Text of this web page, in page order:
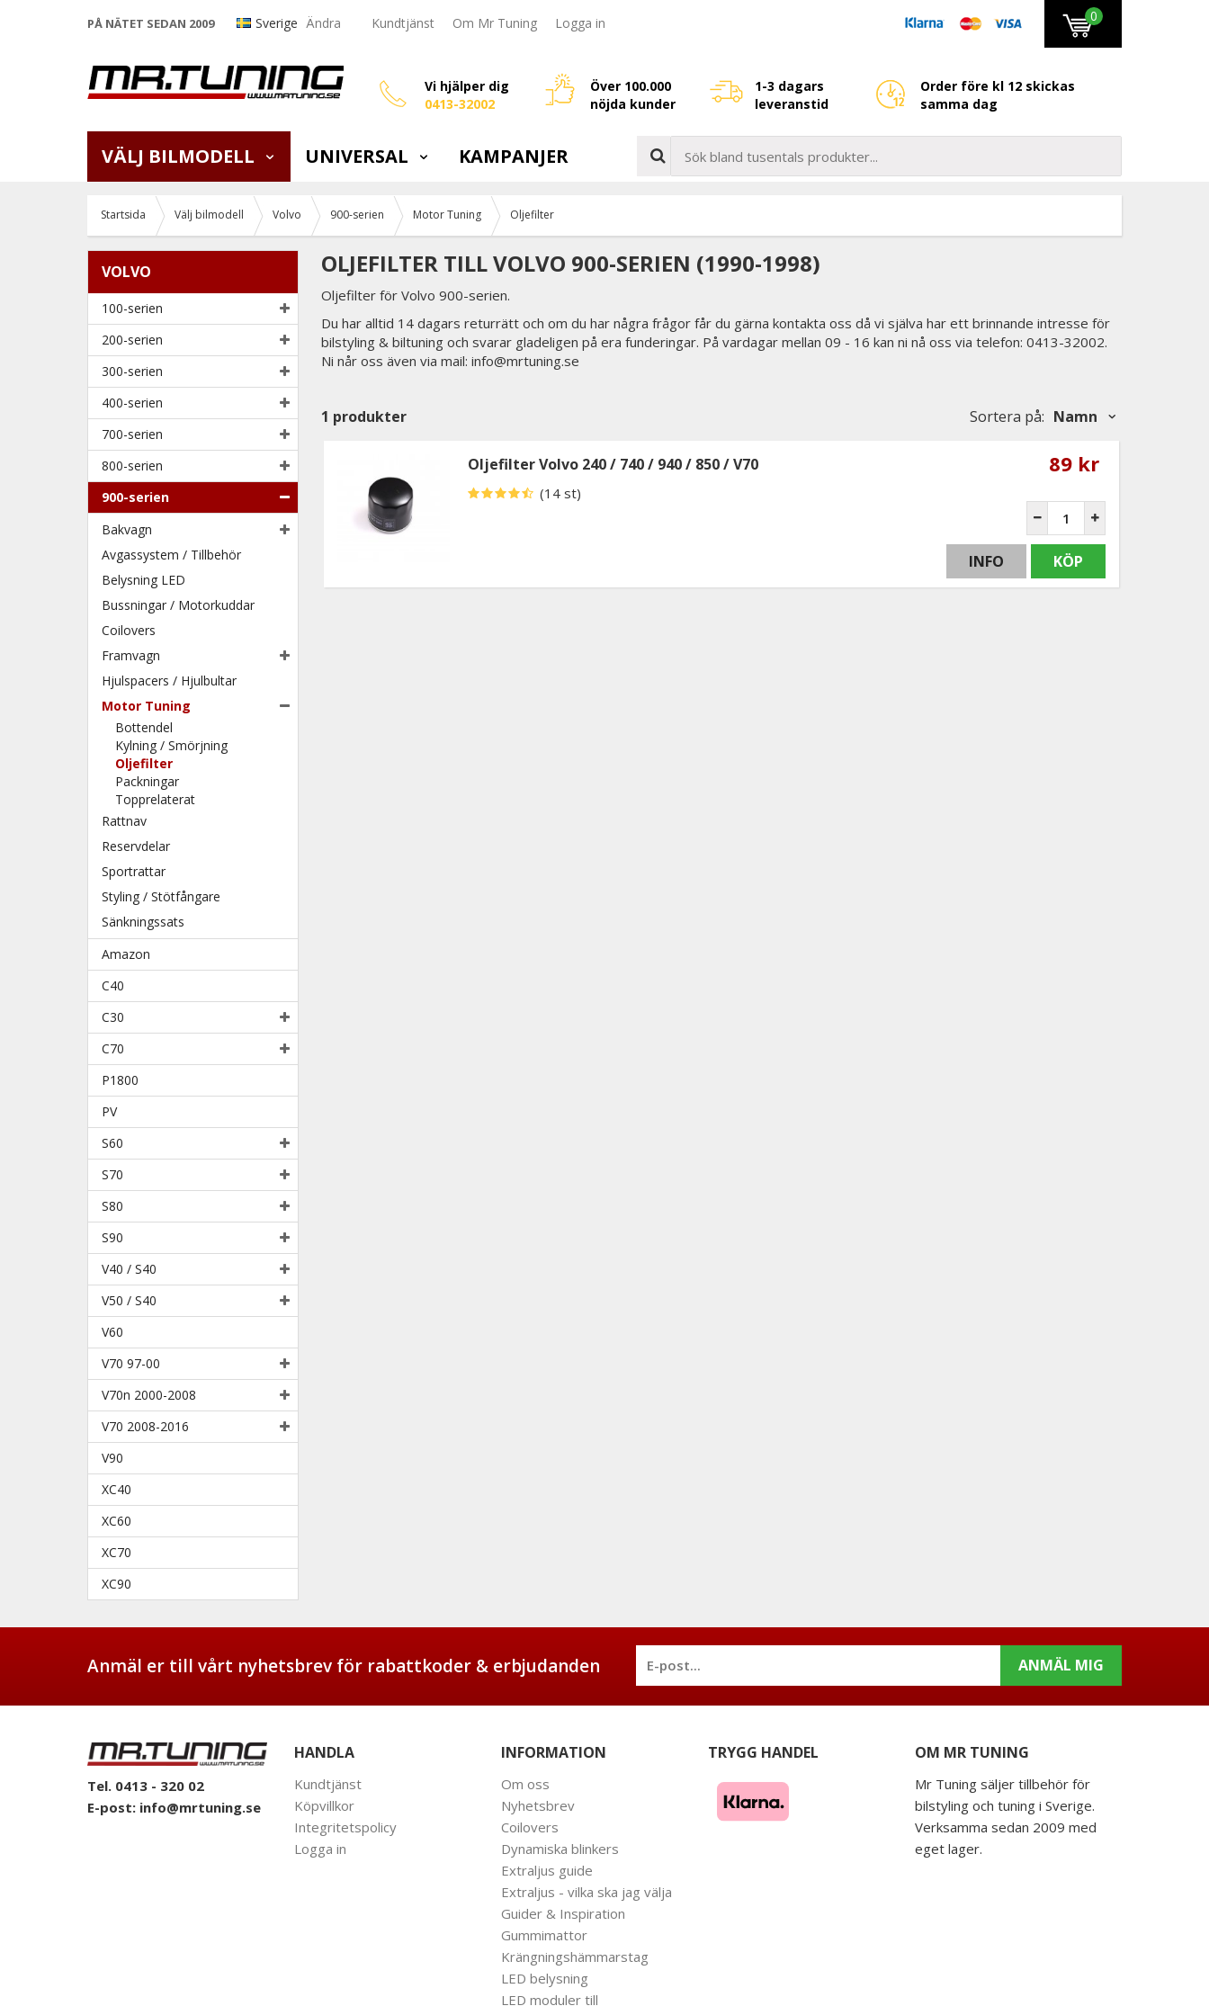
PÅ NÄTET SEDAN 2009 Sverige Ändra Kundtjänst Om Mr Tuning Logga in 0
Vi hjälper dig
0413-32002
Över 100.000
nöjda kunder
1-3 dagars
leveranstid
Order före kl 12 skickas
samma dag
VÄLJ BILMODELL UNIVERSAL KAMPANJER
Startsida Välj bilmodell Volvo 900-serien Motor Tuning Oljefilter
VOLVO
100-serien
200-serien
300-serien
400-serien
700-serien
800-serien
900-serien
Bakvagn
Avgassystem / Tillbehör
Belysning LED
Bussningar / Motorkuddar
Coilovers
Framvagn
Hjulspacers / Hjulbultar
Motor Tuning
Bottendel
Kylning / Smörjning
Oljefilter
Packningar
Topprelaterat
Rattnav
Reservdelar
Sportrattar
Styling / Stötfångare
Sänkningssats
Amazon
C40
C30
C70
P1800
PV
S60
S70
S80
S90
V40 / S40
V50 / S40
V60
V70 97-00
V70n 2000-2008
V70 2008-2016
V90
XC40
XC60
XC70
XC90
OLJEFILTER TILL VOLVO 900-SERIEN (1990-1998)
Oljefilter för Volvo 900-serien.
Du har alltid 14 dagars returrätt och om du har några frågor får du gärna kontakta oss då vi själva har ett brinnande intresse för
bilstyling & biltuning och svarar gladeligen på era funderingar. På vardagar mellan 09 - 16 kan ni nå oss via telefon: 0413-32002.
Ni når oss även via mail: info@mrtuning.se
1 produkter Sortera på: Namn
Oljefilter Volvo 240 / 740 / 940 / 850 / V70
(14 st)
89 kr
INFO KÖP
Anmäl er till vårt nyhetsbrev för rabattkoder & erbjudanden ANMÄL MIG
Tel. 0413 - 320 02
E-post: info@mrtuning.se
HANDLA
Kundtjänst
Köpvillkor
Integritetspolicy
Logga in
INFORMATION
Om oss
Nyhetsbrev
Coilovers
Dynamiska blinkers
Extraljus guide
Extraljus - vilka ska jag välja
Guider & Inspiration
Gummimattor
Krängningshämmarstag
LED belysning
LED moduler till
TRYGG HANDEL OM MR TUNING
Mr Tuning säljer tillbehör för
bilstyling och tuning i Sverige.
Verksamma sedan 2009 med
eget lager.